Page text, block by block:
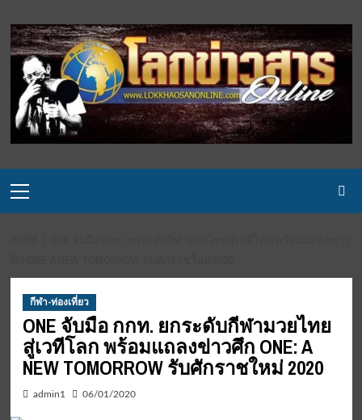
to
content
Menu
กีฬา-ท่องเที่ยว
ONE จับมือ กกท. ยกระดับกีฬามวยไทย
สู่เวทีโลก พร้อมแถลงข่าวศึก ONE: A
NEW TOMORROW รับศักราชใหม่ 2020
admin1 06/01/2020